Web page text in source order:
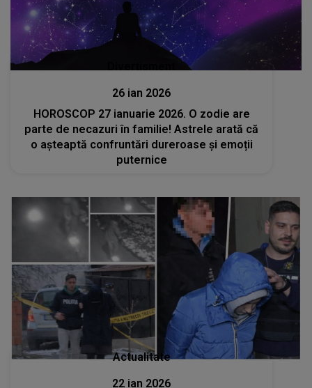
26 ian 2026
HOROSCOP 27 ianuarie 2026. O zodie are
parte de necazuri în familie! Astrele arată că
o așteaptă confruntări dureroase și emoții
puternice
Actualitate
22 ian 2026